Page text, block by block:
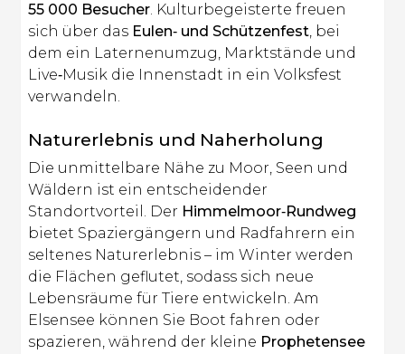
55 000 Besucher. Kulturbegeisterte freuen
sich über das Eulen‑ und Schützenfest, bei
dem ein Laternenumzug, Marktstände und
Live‑Musik die Innenstadt in ein Volksfest
verwandeln.
Naturerlebnis und Naherholung
Die unmittelbare Nähe zu Moor, Seen und
Wäldern ist ein entscheidender
Standortvorteil. Der Himmelmoor‑Rundweg
bietet Spaziergängern und Radfahrern ein
seltenes Naturerlebnis – im Winter werden
die Flächen geflutet, sodass sich neue
Lebensräume für Tiere entwickeln. Am
Elsensee können Sie Boot fahren oder
spazieren, während der kleine Prophetensee